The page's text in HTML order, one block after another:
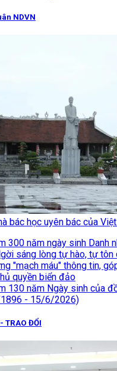
NDVN
bác học uyên bác của
300 năm ngày sinh Danh
sáng lòng tự hào, tự tôn
"mạch máu" thông tin,
quyền biển đảo
130 năm Ngày sinh của
- 15/6/2026)
TRAO ĐỔI